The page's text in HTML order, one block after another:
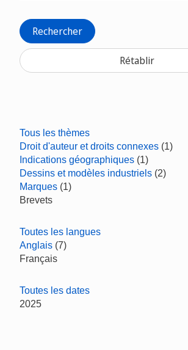
Rechercher
Rétablir
Tous les thèmes
Droit d'auteur et droits connexes (1)
Indications géographiques (1)
Dessins et modèles industriels (2)
Marques (1)
Brevets
Toutes les langues
Anglais (7)
Français
Toutes les dates
2025